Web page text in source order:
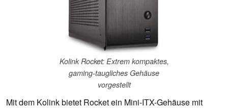
Kolink Rocket: Extrem kompaktes,
gaming-taugliches Gehäuse
vorgestellt
Mit dem Kolink bietet Rocket ein Mini-ITX-Gehäuse mit